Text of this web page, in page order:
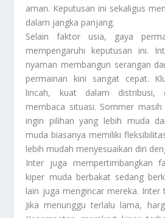
aman. Keputusan ini sekaligus
dalam jangka panjang.
Selain faktor usia, gaya
mempengaruhi keputusan ini.
nyaman membangun serangan
permainan kini sangat cepat.
lincah, kuat dalam distribusi,
membaca situasi. Sommer
ingin pilihan yang lebih muda
muda biasanya memiliki
lebih mudah menyesuaikan diri
Inter juga mempertimbangkan
kiper muda berbakat sedang
lain juga mengincar mereka. Inter
Jika menunggu terlalu lama,